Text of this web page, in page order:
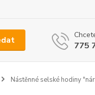
775
Nástěnné selské hodiny